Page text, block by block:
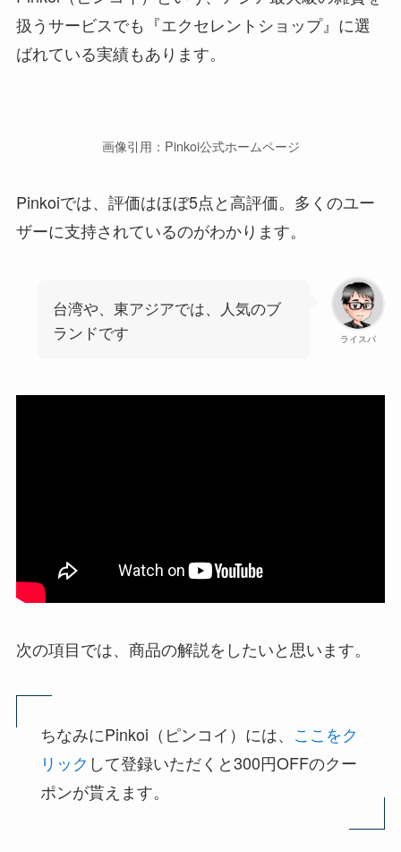
扱うサービスでも『エクセレントショップ』に選
ばれている実績もあります。
画像引用：Pinkoi公式ホームページ
Pinkoiでは、 評価はほぼ5点と高評価。多くのユー
ザーに支持されているのがわかります。
ライスパ
台湾や、東アジアでは、人気のブ
ランドです
次の項目では、商品の解説をしたいと思います。
ちなみにPinkoi（ピンコイ）には、 ここをク
リック して登録いただくと300円OFFのクー
ポンが貰えます。